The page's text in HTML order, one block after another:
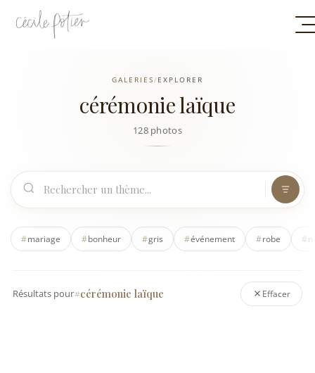
GALERIES/EXPLORER
cérémonie laïque
128 photos
#mariage #bonheur #gris #événement #robe #
Résultats pour#cérémonie laïque Effacer